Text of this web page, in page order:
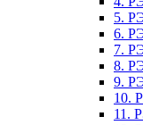
5.
6.
7.
8.
9.
10.
11.